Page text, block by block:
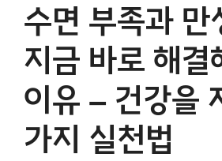
수면 부족과 만
지금 바로 해결
이유 – 건강을
가지 실천법